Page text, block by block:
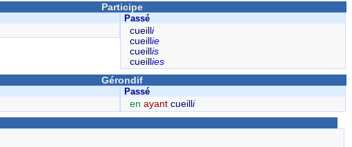
Participe
Passé
cueilli
cueillie
cueillis
cueillies
Gérondif
Passé
enayant cueilli